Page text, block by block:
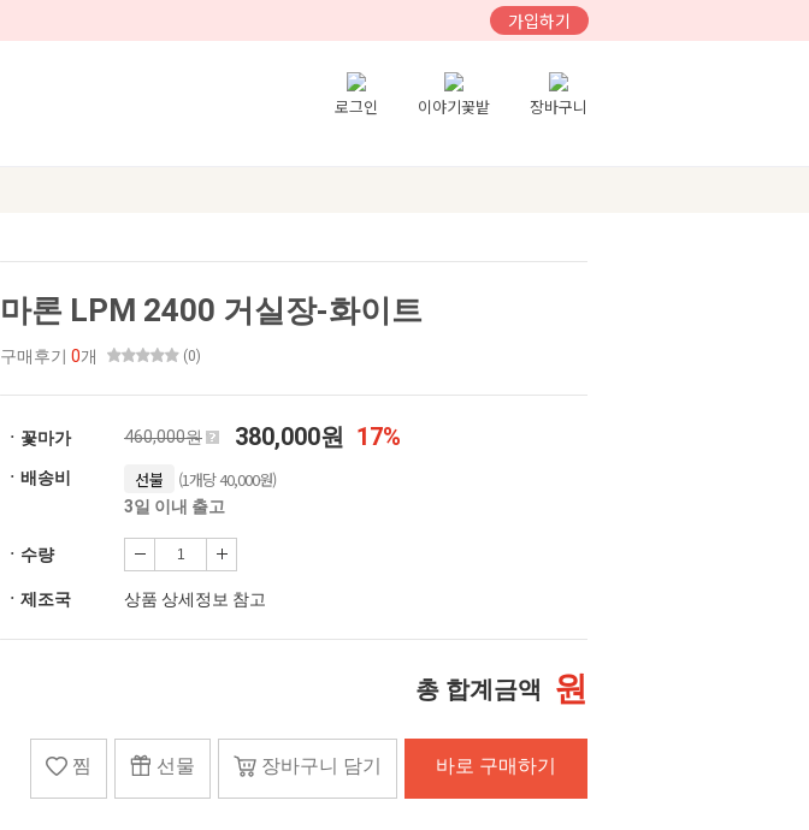
가입하기
로그인 이야기꽃밭 장바구니
마론 LPM 2400 거실장-화이트
구매후기 0개 (0)
ㆍ꽃마가 460,000원 380,000원 17%
ㆍ배송비 선불 (1개당 40,000원)
3일 이내 출고
ㆍ수량
ㆍ제조국 상품 상세정보 참고
총 합계금액 원
찜 선물 장바구니 담기 바로 구매하기